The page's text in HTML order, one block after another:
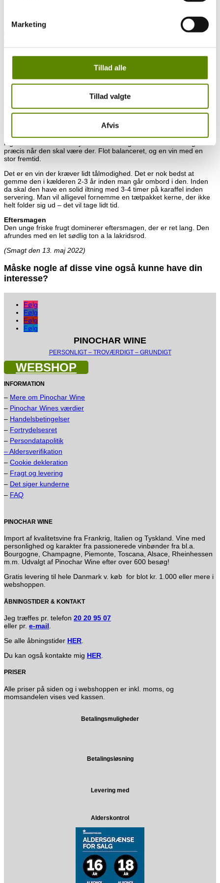
Marketing
Tillad alle
Tillad valgte
Afvis
100% Pinot Noir
Duften
Der skal arbejdes lidt med vinen. Den er lidt tilbageholdende som
andre unge vine. Men der er mørke bær som den dominerende
frugt med solbær, brombær og mørke kirsebær. Sammen med de
svampe og skovbund. En spændende duft der vil vokse i takt med
Masser af intensitet og koncentration i smagen. Frugten er tæt og
ung. Tanninerne er tætte og finkornede, men er behagelige og på
ingen måde stramme. Syren er næsten genial – den er der lige
præcis når den skal være der. Flot balanceret, og en vin med en
stor fremtid.
Det er en vin der kræver lidt tålmodighed. Det er nok bedst at
gemme den i kælderen 2-3 år inden man går ombord i den. Inden
da skal den have en solid iltning med 3-4 timer på karaffel inden
servering. Man vil alligevel fornemme en tætpakket kerne, der ikke
helt folder sig ud – det vil tage lidt tid.
Eftersmagen
Den unge friske frugt dominerer eftersmagen, der er ret lang. Den
afrundes med en let sødlig ton a la lakridsrod.
(Smagt den 13. maj 2022)
Måske nogle af disse vine også kunne have din
interesse?
Følg
Følg
Følg
Følg
PINOCHAR WINE
PERSONLIGT – TROVÆRDIGT – GRUNDIGT
WEBSHOP
INFORMATION
– Mere om Pinochar Wine
– Pinochar Wines værdier
– Handelsbetingelser
– Fortrydelsesret
– Persondatapolitik
– Aldersverifikation
– Cookie dekleration
– Fragt og levering
– Det siger kunderne
– FAQ
PINOCHAR WINE
Import af kvalitetsvine fra Frankrig, Italien og Tyskland. Vine med
personlighed og karakter fra passionerede vinbønder fra bl.a.
Bourgogne, Champagne, Piemonte, Toscana, Alsace, Rheinhessen
m.m. Udvalgt af Pinochar Wine efter over 600 besøg!
Gratis levering til hele Danmark v. køb for blot kr. 1.000 eller mere i
webshoppen.
ÅBNINGSTIDER & KONTAKT
Jeg træffes pr. telefon 20 20 95 07
eller pr. e-mail
Se alle åbningstider HER
Du kan også kontakte mig HER
PRISER
Alle priser på siden og i webshoppen er inkl. moms, og
momsandelen vises ved kassen.
Betalingsmuligheder
Betalingsløsning
Levering med
Alderskontrol